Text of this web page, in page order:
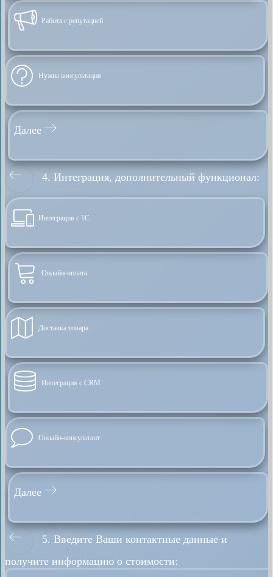
Работа с репутацией
Нужна консультация
Далее
4. Интеграция, дополнительный функционал:
Интеграция с 1С
Онлайн-оплата
Доставка товара
Интеграция с CRM
Онлайн-консультант
Далее
5. Введите Ваши контактные данные и
получите информацию о стоимости: